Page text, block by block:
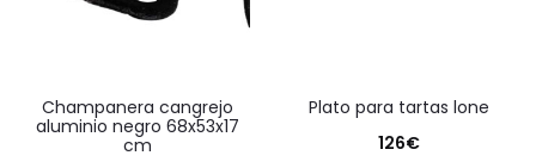
champanera cangrejo
aluminio negro 68x53x17
cm
plato para tartas lone
126€